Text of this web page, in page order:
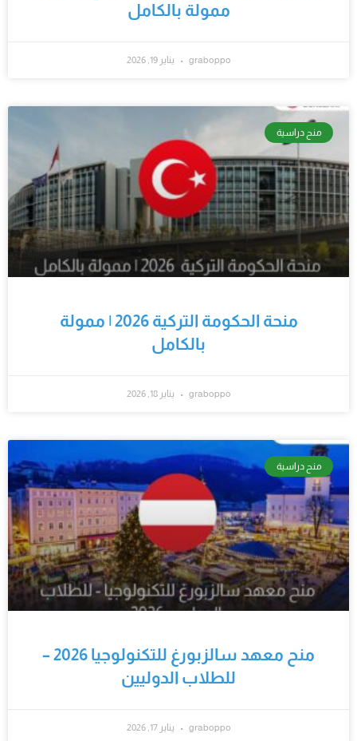
ممولة بالكامل
graboppo يناير 19, 2026
منح دراسية
منحة الحكومة التركية 2026 | ممولة
بالكامل
graboppo يناير 18, 2026
منح دراسية
منح معهد سالزبورغ للتكنولوجيا 2026 –
للطلاب الدوليين
graboppo يناير 17, 2026